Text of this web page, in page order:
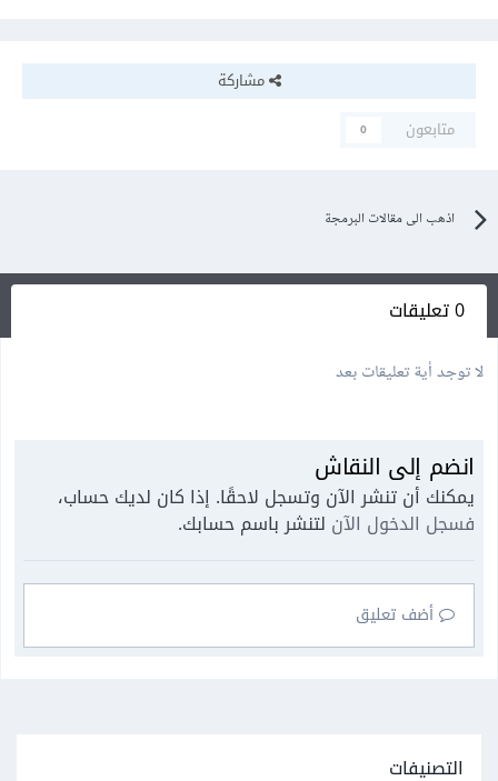
مشاركة
متابعون
0
اذهب الى مقالات البرمجة
0 تعليقات
لا توجد أية تعليقات بعد
انضم إلى النقاش
يمكنك أن تنشر الآن وتسجل لاحقًا. إذا كان لديك حساب،
فسجل الدخول الآن لتنشر باسم حسابك.
أضف تعليق
التصنيفات